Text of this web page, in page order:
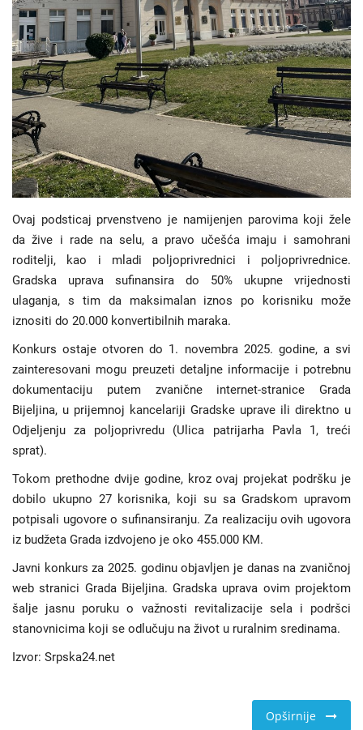
Ovaj podsticaj prvenstveno je namijenjen parovima koji žele
da žive i rade na selu, a pravo učešća imaju i samohrani
roditelji, kao i mladi poljoprivrednici i poljoprivrednice.
Gradska uprava sufinansira do 50% ukupne vrijednosti
ulaganja, s tim da maksimalan iznos po korisniku može
iznositi do 20.000 konvertibilnih maraka.
Konkurs ostaje otvoren do 1. novembra 2025. godine, a svi
zainteresovani mogu preuzeti detaljne informacije i potrebnu
dokumentaciju putem zvanične internet-stranice Grada
Bijeljina, u prijemnoj kancelariji Gradske uprave ili direktno u
Odjeljenju za poljoprivredu (Ulica patrijarha Pavla 1, treći
sprat).
Tokom prethodne dvije godine, kroz ovaj projekat podršku je
dobilo ukupno 27 korisnika, koji su sa Gradskom upravom
potpisali ugovore o sufinansiranju. Za realizaciju ovih ugovora
iz budžeta Grada izdvojeno je oko 455.000 KM.
Javni konkurs za 2025. godinu objavljen je danas na zvaničnoj
web stranici Grada Bijeljina. Gradska uprava ovim projektom
šalje jasnu poruku o važnosti revitalizacije sela i podršci
stanovnicima koji se odlučuju na život u ruralnim sredinama.
Izvor: Srpska24.net
Opširnije